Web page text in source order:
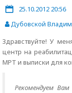
25.10.2012 20:56
Дубовской
Здравствуйте! У
центр на
МРТ и выписки для
Рекомендуем